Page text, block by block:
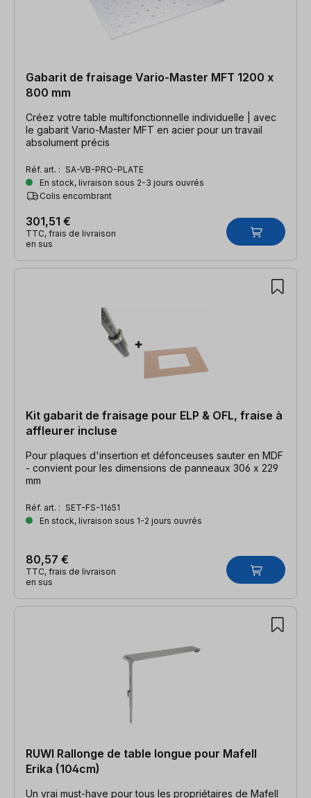
Gabarit de fraisage Vario-Master MFT 1200 x
800 mm
Créez votre table multifonctionnelle individuelle | avec
le gabarit Vario-Master MFT en acier pour un travail
absolument précis
Réf. art. : SA-VB-PRO-PLATE
En stock, livraison sous 2-3 jours ouvrés
Colis encombrant
301,51 €
TTC, frais de livraison
en sus
Kit gabarit de fraisage pour ELP & OFL, fraise à
affleurer incluse
Pour plaques d'insertion et défonceuses sauter en MDF
- convient pour les dimensions de panneaux 306 x 229
mm
Réf. art. : SET-FS-11651
En stock, livraison sous 1-2 jours ouvrés
80,57 €
TTC, frais de livraison
en sus
RUWI Rallonge de table longue pour Mafell
Erika (104cm)
Un vrai must-have pour tous les propriétaires de Mafell